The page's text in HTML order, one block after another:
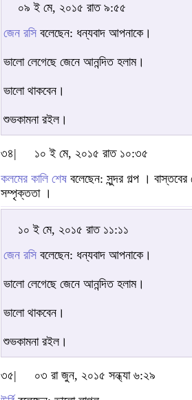
০৯ ই মে, ২০১৫ রাত ৯:৫৫
জেন রসি বলেছেন: ধন্যবাদ আপনাকে।
ভালো লেগেছে জেনে আনন্দিত হলাম।
ভালো থাকবেন।
শুভকামনা রইল।
৩৪|
১০ ই মে, ২০১৫ রাত ১০:৩৫
কলমের কালি শেষ বলেছেন: সুন্দর গল্প ।
সম্পৃক্ততা ।
১০ ই মে, ২০১৫ রাত ১১:১১
জেন রসি বলেছেন: ধন্যবাদ আপনাকে।
ভালো লেগেছে জেনে আনন্দিত হলাম।
ভালো থাকবেন।
শুভকামনা রইল।
৩৫|
০৩ রা জুন, ২০১৫ সন্ধ্যা ৬:২৯